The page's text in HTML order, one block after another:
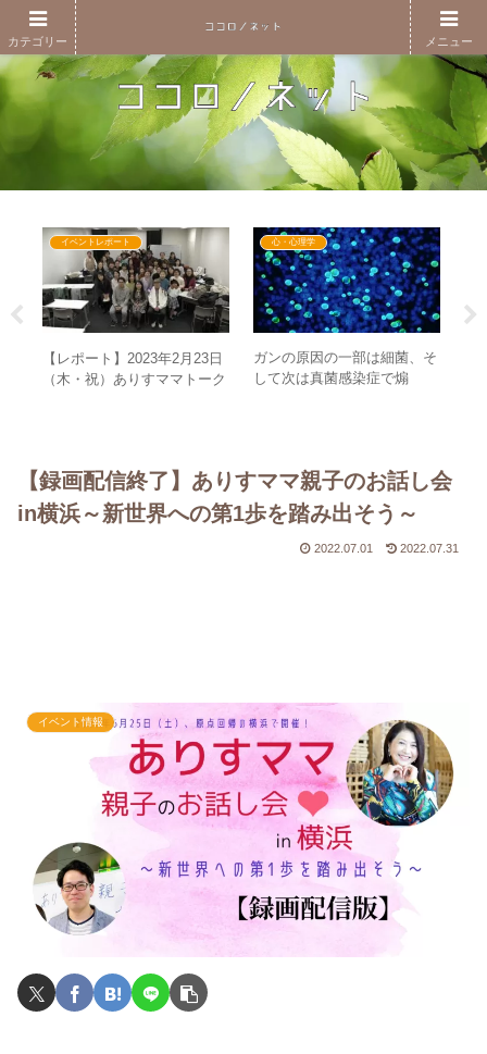
イベントレポート
【レポート】2023年2月23日
（木・祝）ありすママトーク
心・心理学
ガンの原因の一部は細菌、そ
して次は真菌感染症で煽
【録画配信終了】ありすママ親子のお話し会
in横浜～新世界への第1歩を踏み出そう～
2022.07.01 2022.07.31
イベント情報
カテゴリー メニュー